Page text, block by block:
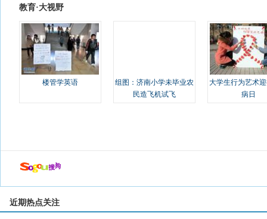
教育·大视野
楼管学英语
组图：济南小学未毕业农
民造飞机试飞
大学生行为艺术
病日
近期热点关注